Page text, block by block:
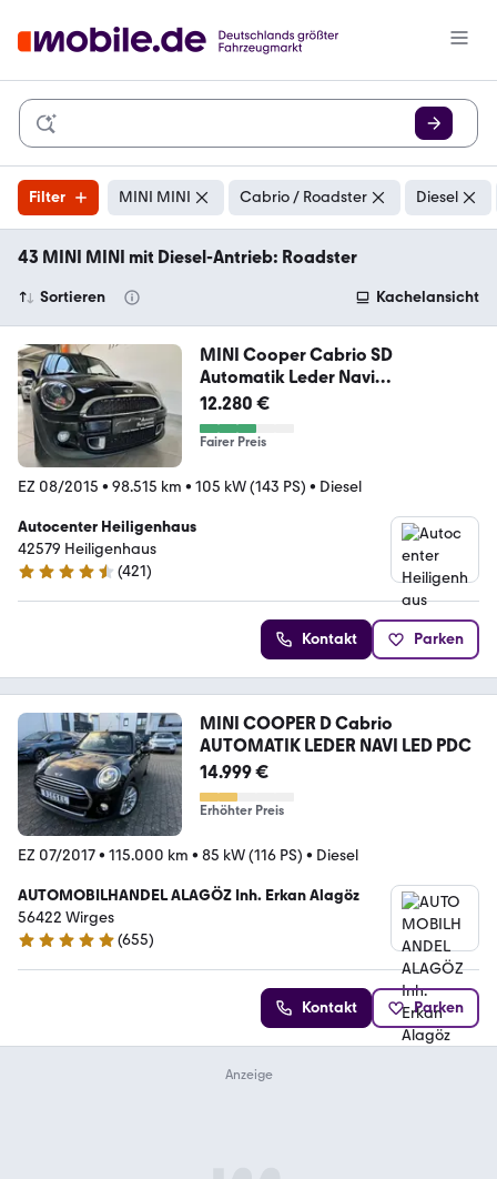
Filter MINI MINI Cabrio / Roadster Diesel
43 MINI MINI mit Diesel-Antrieb: Roadster
Sortieren Kachelansicht
MINI Cooper Cabrio SD
Automatik Leder Navi
Haman/Kard
12.280 €
Fairer Preis
EZ 08/2015 • 98.515 km • 105 kW (143 PS) • Diesel
Autocenter Heiligenhaus
42579 Heiligenhaus
4.5 Sterne
(421)
Kontakt Parken
MINI COOPER D Cabrio
AUTOMATIK LEDER NAVI LED PDC
14.999 €
Erhöhter Preis
EZ 07/2017• 115.000 km • 85 kW (116 PS) • Diesel
AUTOMOBILHANDEL ALAGÖZ Inh. Erkan Alagöz
56422 Wirges
5 Sterne
(655)
Kontakt Parken